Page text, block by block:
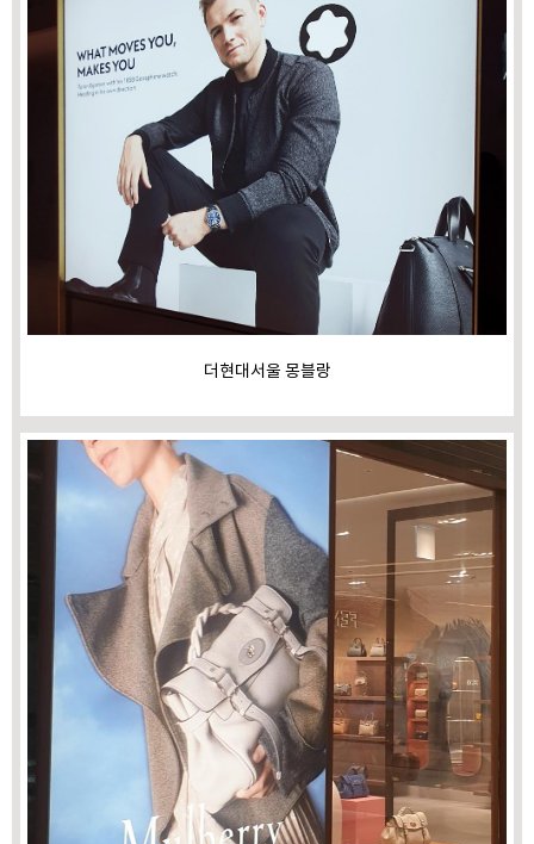
더현대서울 몽블랑